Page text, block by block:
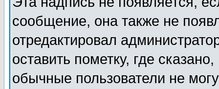
сообщение, она также не
отредактировал
оставить пометку, где
обычные пользователи не